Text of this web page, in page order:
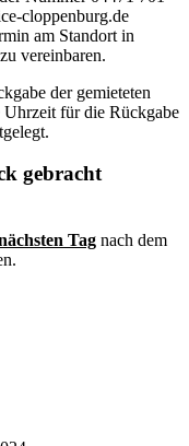
cloppenburg.de
am Standort in
vereinbaren.
der gemieteten
Uhrzeit für die Rückgabe
gebracht
Tag nach dem